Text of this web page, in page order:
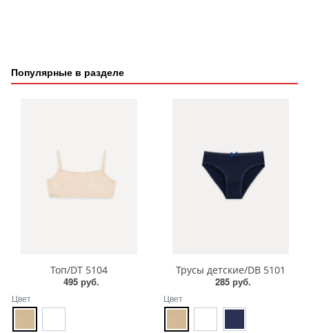
Популярные в разделе
Топ/DT 5104
495 руб.
Цвет
Трусы детские/DB 5101
285 руб.
Цвет